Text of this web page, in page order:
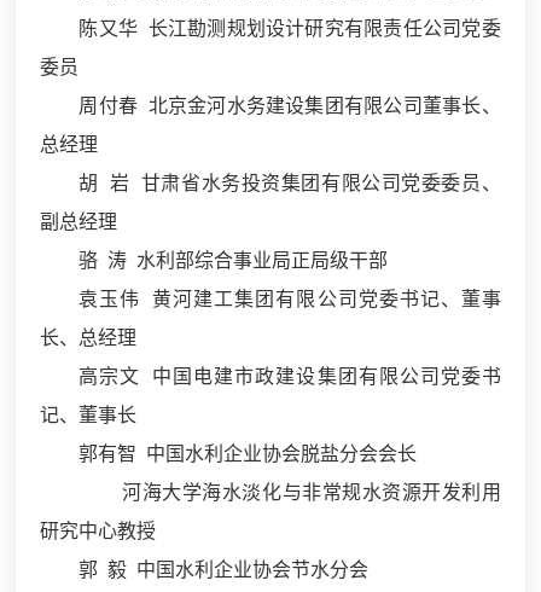
陈又华 长江勘测规划设计研究有限责任公司党委
委员
周付春 北京金河水务建设集团有限公司董事长、
总经理
胡 岩 甘肃省水务投资集团有限公司党委委员、
副总经理
骆 涛 水利部综合事业局正局级干部
袁玉伟 黄河建工集团有限公司党委书记、董事
长、总经理
高宗文 中国电建市政建设集团有限公司党委书
记、董事长
郭有智 中国水利企业协会脱盐分会会长
河海大学海水淡化与非常规水资源开发利用
研究中心教授
郭 毅 中国水利企业协会节水分会